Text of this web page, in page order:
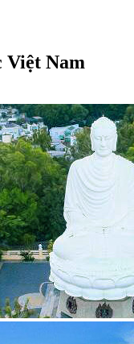
Việt Nam